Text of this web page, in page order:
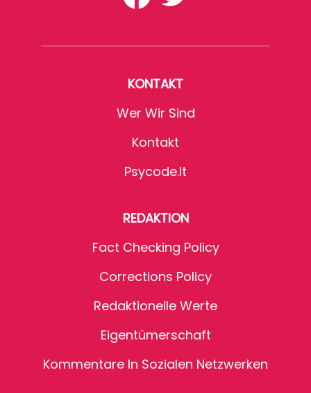
KONTAKT
Wer Wir Sind
Kontakt
Psycode.it
REDAKTION
Fact Checking Policy
Corrections Policy
Redaktionelle Werte
Eigentümerschaft
Kommentare In Sozialen Netzwerken